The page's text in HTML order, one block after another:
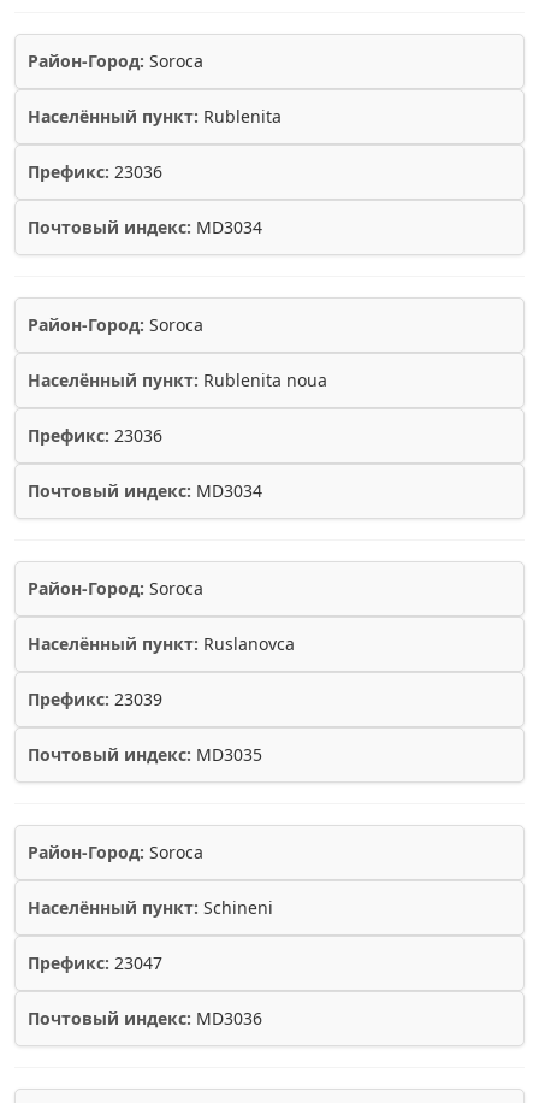
Район-Город: Soroca
Населённый пункт: Rublenita
Префикс: 23036
Почтовый индекс: MD3034
Район-Город: Soroca
Населённый пункт: Rublenita noua
Префикс: 23036
Почтовый индекс: MD3034
Район-Город: Soroca
Населённый пункт: Ruslanovca
Префикс: 23039
Почтовый индекс: MD3035
Район-Город: Soroca
Населённый пункт: Schineni
Префикс: 23047
Почтовый индекс: MD3036